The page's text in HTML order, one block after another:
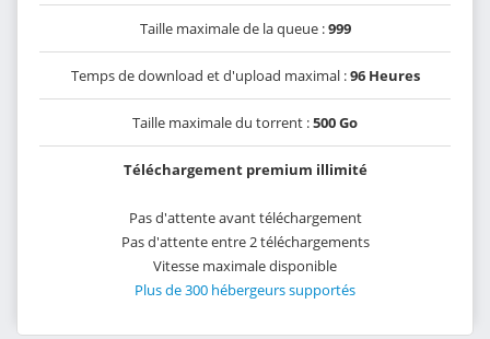
Taille maximale de la queue :999
Temps de download et d'upload maximal :96 Heures
Taille maximale du torrent :500 Go
Téléchargement premium illimité
Pas d'attente avant téléchargement
Pas d'attente entre 2 téléchargements
Vitesse maximale disponible
Plus de 300 hébergeurs supportés